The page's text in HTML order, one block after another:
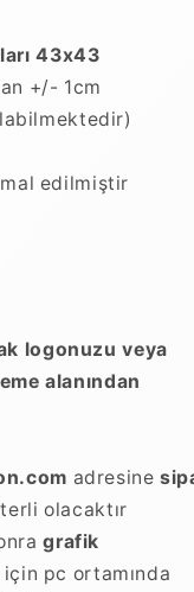
43x43
+/- 1cm
edilmiştir
logonuzu veya
alanından
adresine
olacaktır
grafik
pc ortamında